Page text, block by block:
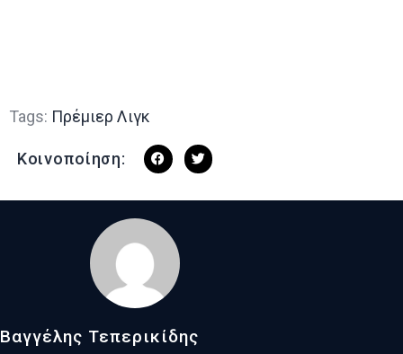
Tags: Πρέμιερ Λιγκ
Κοινοποίηση:
Βαγγέλης Τεπερικίδης